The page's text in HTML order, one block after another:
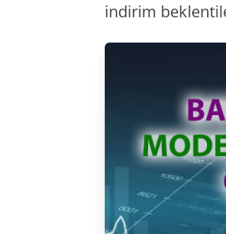
indirim